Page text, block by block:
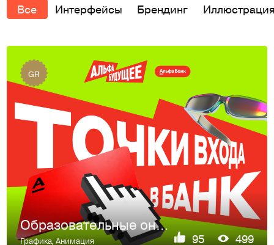
Все Интерфейсы Брендинг
GR
Образовательные онлайн-практики Альфа-Будущего // «Управлен…
Графика,Анимация 95 499